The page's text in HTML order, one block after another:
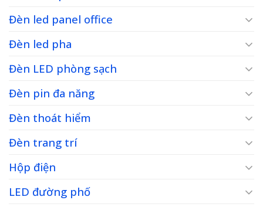
Đèn led panel office
Đèn led pha
Đèn LED phòng sạch
Đèn pin đa năng
Đèn thoát hiểm
Đèn trang trí
Hộp điện
LED đường phố